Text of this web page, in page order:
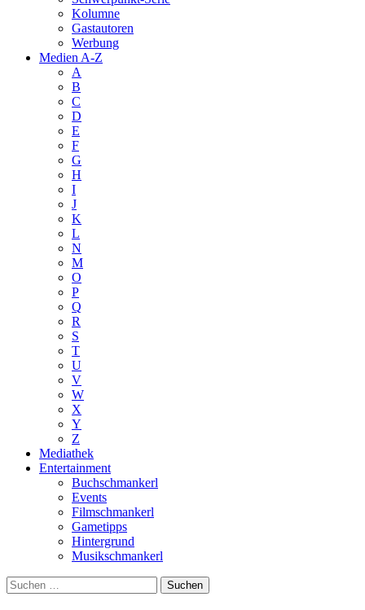
Kolumne
Gastautoren
Werbung
Medien A-Z
A
B
C
D
E
F
G
H
I
J
K
L
N
M
O
P
Q
R
S
T
U
V
W
X
Y
Z
Mediathek
Entertainment
Buchschmankerl
Events
Filmschmankerl
Gametipps
Hintergrund
Musikschmankerl
Suchen
nach: